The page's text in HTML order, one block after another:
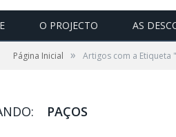
O PROJECTO AS
Página Inicial » Artigos com a Etiqueta
PAÇOS